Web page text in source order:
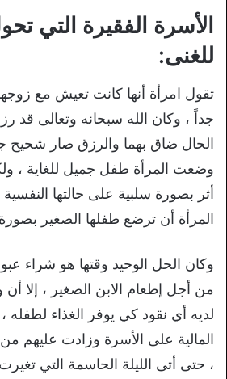
الأسرة الفقيرة التي
للغنى:
تقول امرأة أنها كانت تعيش مع
جداً ، وكان الله سبحانه وتعالى قد
الحال ضاق بهما والرزق صار شحيح
وضعت المرأة طفل جميل للغاية ،
أثر بصورة سلبية على حالتها
المرأة أن ترضع طفلها الصغير
وكان الحل الوحيد وقتها هو شراء
من أجل إطعام الابن الصغير ، إلا
لديه أي نقود كي يوفر الغذاء لطفله
المالية على الأسرة وزادت عليهم
، حتى أتى الليلة الحاسمة التي